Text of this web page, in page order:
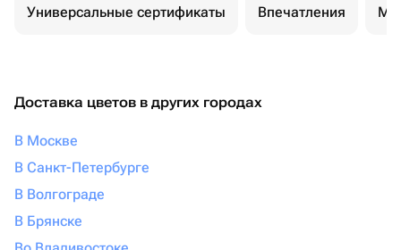
Универсальные сертификаты Впечатления
Доставка цветов в других городах
В Москве
В Санкт-Петербурге
В Волгограде
В Брянске